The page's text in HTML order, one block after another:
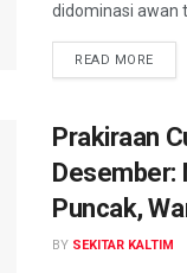
didominasi awan
READ MORE
Prakiraan
Desember:
Puncak,
BY SEKITAR KALTIM